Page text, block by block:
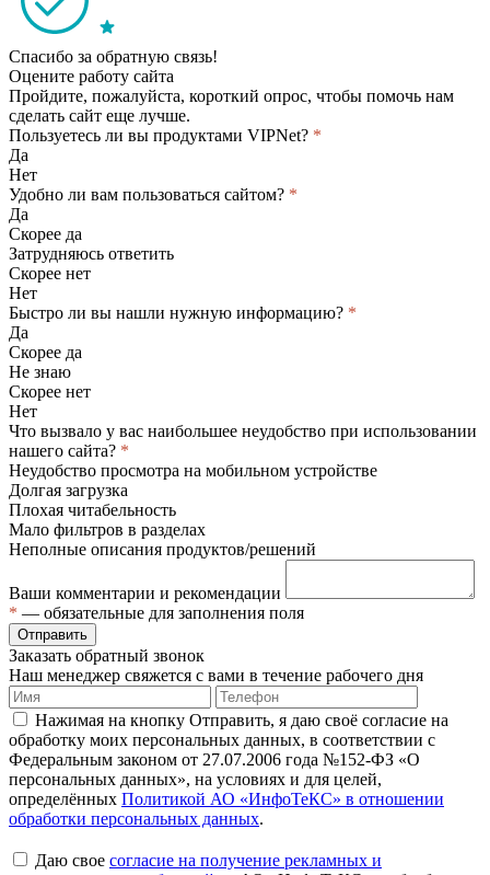
Спасибо за обратную связь!
Оцените работу сайта
Пройдите, пожалуйста, короткий опрос, чтобы помочь нам
сделать сайт еще лучше.
Пользуетесь ли вы продуктами VIPNet? *
Да
Нет
Удобно ли вам пользоваться сайтом? *
Да
Скорее да
Затрудняюсь ответить
Скорее нет
Нет
Быстро ли вы нашли нужную информацию? *
Да
Скорее да
Не знаю
Скорее нет
Нет
Что вызвало у вас наибольшее неудобство при использовании
нашего сайта? *
Неудобство просмотра на мобильном устройстве
Долгая загрузка
Плохая читабельность
Мало фильтров в разделах
Неполные описания продуктов/решений
Ваши комментарии и рекомендации
* — обязательные для заполнения поля
Отправить
Заказать обратный звонок
Наш менеджер свяжется с вами в течение рабочего дня
Нажимая на кнопку Отправить, я даю своё согласие на
обработку моих персональных данных, в соответствии с
Федеральным законом от 27.07.2006 года №152-ФЗ «О
персональных данных», на условиях и для целей,
определённых Политикой АО «ИнфоТеКС» в отношении
обработки персональных данных.
Даю свое согласие на получение рекламных и